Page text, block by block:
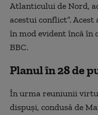
Atlanticului de Nord,
acestui conflict”.
în mod evident încă în
BBC.
Planul în 28 de
În urma reuniunii
dispuși, condusă de